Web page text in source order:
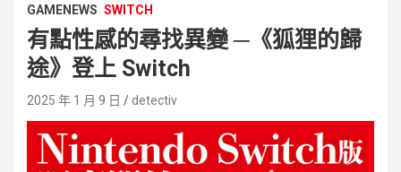
GAMENEWS SWITCH
有點性感的尋找異變 ─《狐狸的歸
途》登上 Switch
2025 年 1 月 9 日 detectiv